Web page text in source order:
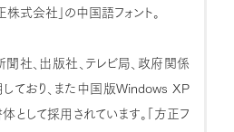
式会社」の中国語フォント。
社、出版社、テレビ局、政府関係
しており、また中国版Windows XP
として採用されています。「方正フ